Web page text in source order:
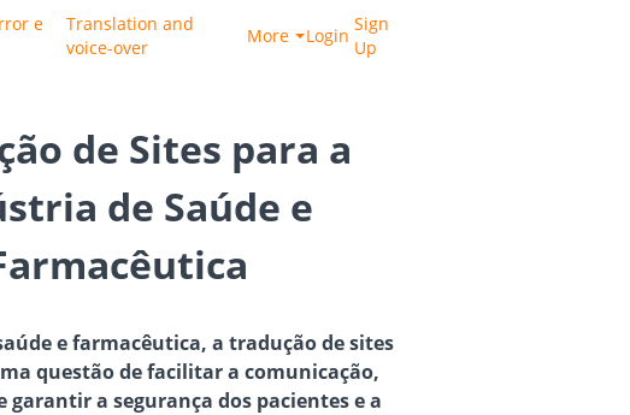
e
Translation and
voice-over
More Login
Sign
Up
de Sites para a
de Saúde e
e farmacêutica, a tradução de sites
questão de facilitar a comunicação,
garantir a segurança dos pacientes e a